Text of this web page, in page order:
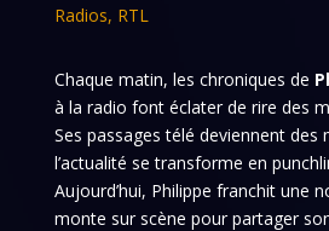
Radios, RTL
Chaque matin, les chroniques de
à la radio font éclater de rire des
Ses passages télé deviennent
l’actualité se transforme en
Aujourd’hui, Philippe franchit une
monte sur scène pour partager